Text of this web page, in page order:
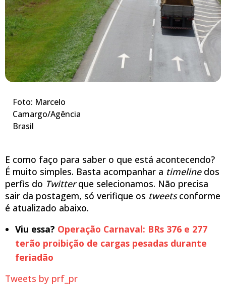
Foto: Marcelo
Camargo/Agência
Brasil
E como faço para saber o que está acontecendo?
É muito simples. Basta acompanhar a timelinedos
perfis do Twitterque selecionamos. Não precisa
sair da postagem, só verifique os tweetsconforme
é atualizado abaixo.
Viu essa? Operação Carnaval: BRs 376 e 277
terão proibição de cargas pesadas durante
feriadão
Tweets by prf_pr